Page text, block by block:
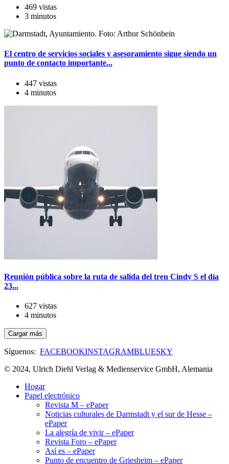
469 vistas
3 minutos
El centro de servicios sociales y asesoramiento sigue siendo un
punto de contacto importante...
447 vistas
4 minutos
Reunión pública sobre la ruta de salida del tren Cindy S el día
23...
627 vistas
4 minutos
Cargar más
Síguenos: FACEBOOKINSTAGRAMBLUESKY
© 2024, Ulrich Diehl Verlag & Medienservice GmbH, Alemania
Hogar
Papel electrónico
Revista M – ePaper
Noticias culturales de Darmstadt y el sur de Hesse –
ePaper
La alegría de vivir – ePaper
Revista Foro – ePaper
Así es – ePaper
Punto de encuentro de Griesheim – ePaper